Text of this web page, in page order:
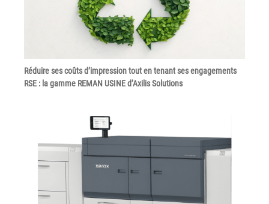
Réduire ses coûts d’impression tout en tenant ses engagements
RSE : la gamme REMAN USINE d’Axilis Solutions